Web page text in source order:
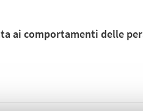
ai comportamenti delle